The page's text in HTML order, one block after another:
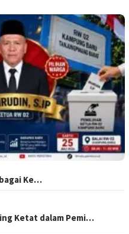
Ke…
Ketat dalam Pemi…